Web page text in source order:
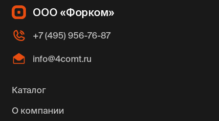
ООО «Форком»
+7 (495) 956-76-87
info@4comt.ru
Каталог
О компании